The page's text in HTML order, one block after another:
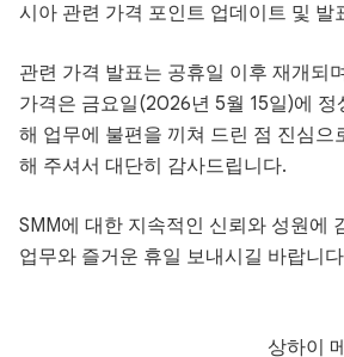
시아 관련 가격 포인트 업데이트 및 발
관련 가격 발표는 공휴일 이후 재개되
가격은 금요일(2026년 5월 15일)에 정
해 업무에 불편을 끼쳐 드린 점 진심으
해 주셔서 대단히 감사드립니다.
SMM에 대한 지속적인 신뢰와 성원에
업무와 즐거운 휴일 보내시길 바랍니
상하이